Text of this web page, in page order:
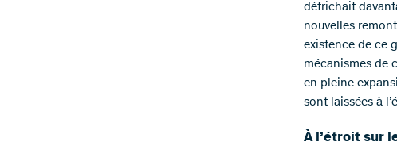
défrichait
nouvelles
existence de ce
mécanismes de
en pleine
sont laissées à
À l’étroit sur